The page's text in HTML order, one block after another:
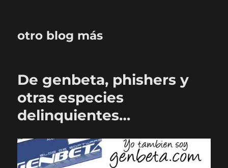
otro blog más
De genbeta, phishers y
otras especies
delinquientes…